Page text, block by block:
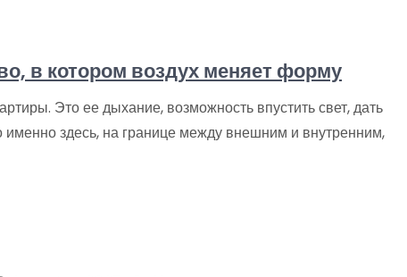
в котором воздух меняет форму
Это ее дыхание, возможность впустить свет, дать
здесь, на границе между внешним и внутренним,